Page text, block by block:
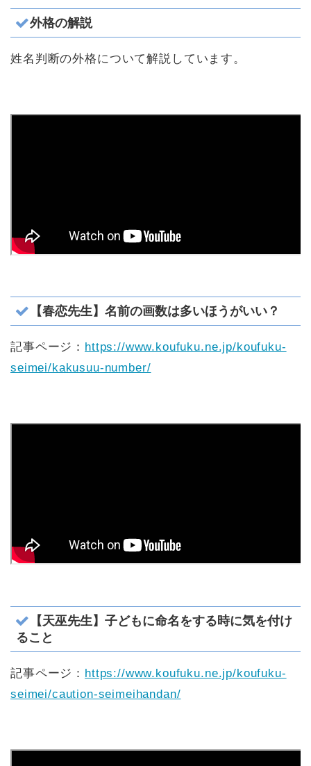
外格の解説
姓名判断の外格について解説しています。
【春恋先生】名前の画数は多いほうがいい？
記事ページ： https://www.koufuku.ne.jp/koufuku-
seimei/kakusuu-number/
【天巫先生】子どもに命名をする時に気を付け
ること
記事ページ： https://www.koufuku.ne.jp/koufuku-
seimei/caution-seimeihandan/